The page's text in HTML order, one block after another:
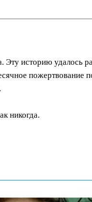
Эту историю удалось
пожертвование
никогда.